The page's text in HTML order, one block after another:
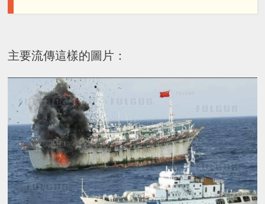
主要流傳這樣的圖片：